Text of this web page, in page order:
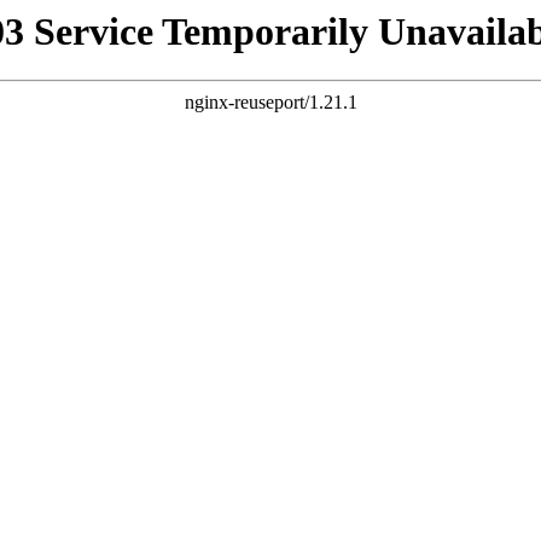
Service Temporarily
nginx-reuseport/1.21.1